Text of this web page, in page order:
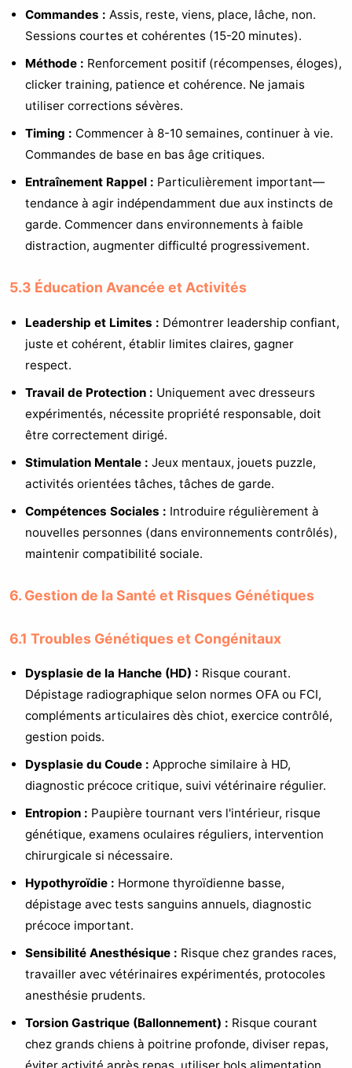
Commandes : Assis, reste, viens, place, lâche, non.
Sessions courtes et cohérentes (15-20 minutes).
Méthode : Renforcement positif (récompenses, éloges),
clicker training, patience et cohérence. Ne jamais
utiliser corrections sévères.
Timing : Commencer à 8-10 semaines, continuer à vie.
Commandes de base en bas âge critiques.
Entraînement Rappel : Particulièrement important—
tendance à agir indépendamment due aux instincts de
garde. Commencer dans environnements à faible
distraction, augmenter difficulté progressivement.
5.3 Éducation Avancée et Activités
Leadership et Limites : Démontrer leadership confiant,
juste et cohérent, établir limites claires, gagner
respect.
Travail de Protection : Uniquement avec dresseurs
expérimentés, nécessite propriété responsable, doit
être correctement dirigé.
Stimulation Mentale : Jeux mentaux, jouets puzzle,
activités orientées tâches, tâches de garde.
Compétences Sociales : Introduire régulièrement à
nouvelles personnes (dans environnements contrôlés),
maintenir compatibilité sociale.
6. Gestion de la Santé et Risques Génétiques
6.1 Troubles Génétiques et Congénitaux
Dysplasie de la Hanche (HD) : Risque courant.
Dépistage radiographique selon normes OFA ou FCI,
compléments articulaires dès chiot, exercice contrôlé,
gestion poids.
Dysplasie du Coude : Approche similaire à HD,
diagnostic précoce critique, suivi vétérinaire régulier.
Entropion : Paupière tournant vers l'intérieur, risque
génétique, examens oculaires réguliers, intervention
chirurgicale si nécessaire.
Hypothyroïdie : Hormone thyroïdienne basse,
dépistage avec tests sanguins annuels, diagnostic
précoce important.
Sensibilité Anesthésique : Risque chez grandes races,
travailler avec vétérinaires expérimentés, protocoles
anesthésie prudents.
Torsion Gastrique (Ballonnement) : Risque courant
chez grands chiens à poitrine profonde, diviser repas,